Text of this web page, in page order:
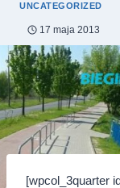
UNCATEGORIZED
17 maja 2013
[wpcol_3quarter